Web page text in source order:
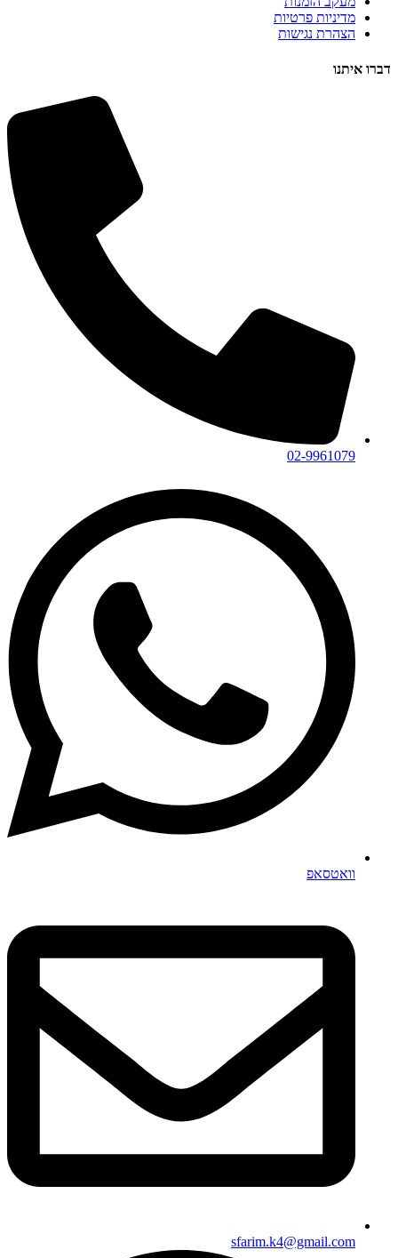
מדיניות פרטיות
הצהרת נגישות
דברו איתנו
02-9961079
וואטסאפ
sfarim.k4@gmail.com